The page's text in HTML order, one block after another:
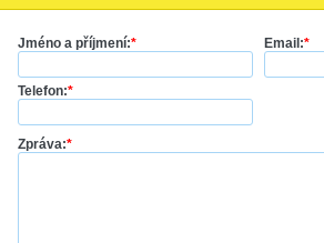
Jméno a příjmení:* Email:*
Telefon:*
Zpráva:*